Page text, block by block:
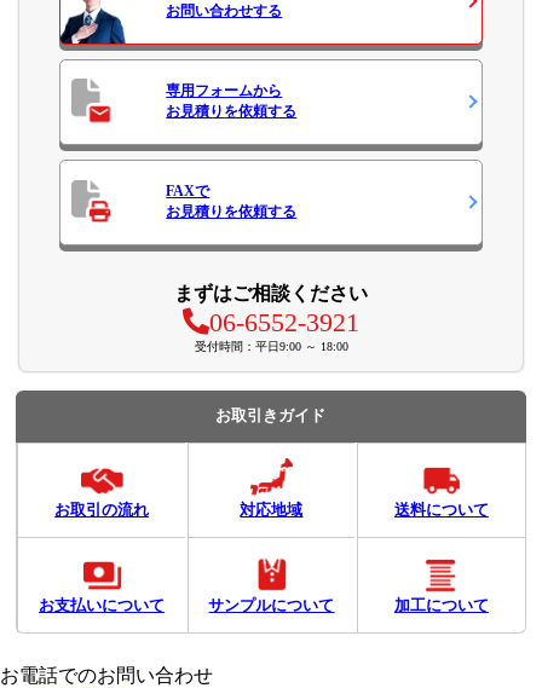
お問い合わせする
専用フォームから
お見積り を依頼する
FAXで
お見積り を依頼する
まずはご相談ください
06-6552-3921
受付時間：平日9:00 ～ 18:00
お取引きガイド
お取引の流れ 対応地域 送料について
お支払いについて サンプルについて 加工について
お電話でのお問い合わせ